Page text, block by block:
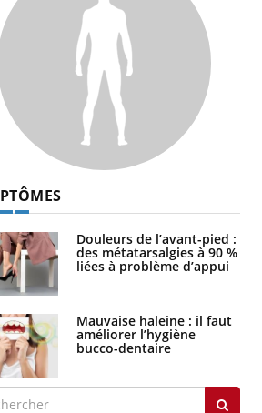
Douleurs de l’avant-pied :
des métatarsalgies à 90 %
liées à problème d’appui
Mauvaise haleine : il faut
améliorer l’hygiène
bucco-dentaire